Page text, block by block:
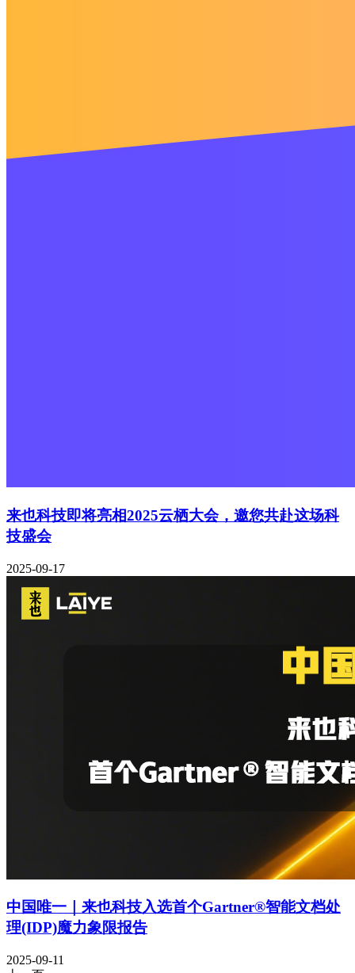
来也科技即将亮相2025云栖大会，邀您共赴这场科
技盛会
2025-09-17
中国唯一｜来也科技入选首个Gartner®智能文档处
理(IDP)魔力象限报告
2025-09-11